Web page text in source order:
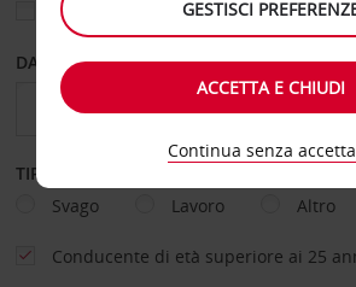
Scegli una località di riconsegna
DAL GIORNO AL
TIPOLOGIA DI NOLEGGIO
Svago
Lavoro Altro
Conducente di età superiore ai 25
GESTISCI
ACCETTA E CHIUDI
Continua senza